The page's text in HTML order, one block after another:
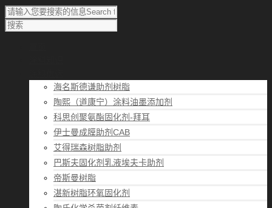
海名斯德谦助剂树脂
陶熙（道康宁）涂料油墨添加剂
科思创聚氨酯固化剂-拜耳
伊士曼成膜助剂CAB
艾得瑞森树脂助剂
巴斯夫固化剂乳液埃夫卡助剂
帝斯曼树脂
湛新树脂环氧固化剂